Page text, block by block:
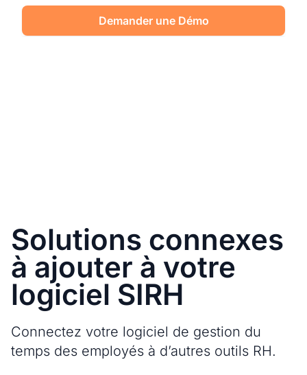
Demander une Démo
Solutions connexes
à ajouter à votre
logiciel SIRH
Connectez votre logiciel de gestion du
temps des employés à d’autres outils RH.